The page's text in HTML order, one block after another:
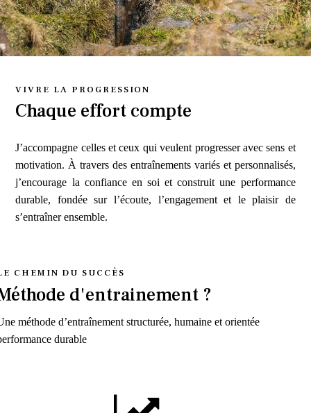
VIVRE LA PROGRESSION
Chaque effort compte
J’accompagne celles et ceux qui veulent progresser avec sens et
motivation. À travers des entraînements variés et personnalisés,
j’encourage la confiance en soi et construit une performance
durable, fondée sur l’écoute, l’engagement et le plaisir de
s’entraîner ensemble.
CHEMIN DU SUCCÈS
d'entrainement ?
méthode d’entraînement structurée, humaine et orientée
durable